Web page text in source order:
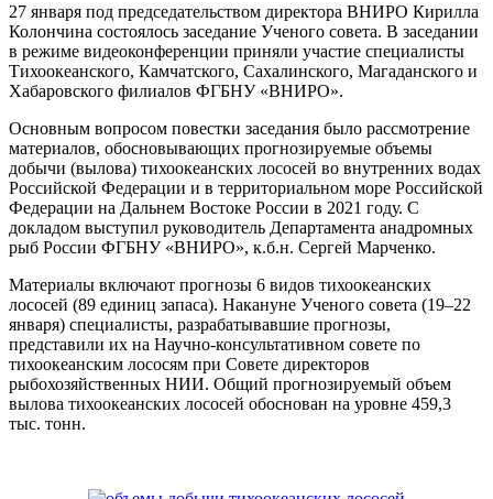
27 января под председательством директора ВНИРО Кирилла
Колончина состоялось заседание Ученого совета. В заседании
в режиме видеоконференции приняли участие специалисты
Тихоокеанского, Камчатского, Сахалинского, Магаданского и
Хабаровского филиалов ФГБНУ «ВНИРО».
Основным вопросом повестки заседания было рассмотрение
материалов, обосновывающих прогнозируемые объемы
добычи (вылова) тихоокеанских лососей во внутренних водах
Российской Федерации и в территориальном море Российской
Федерации на Дальнем Востоке России в 2021 году. С
докладом выступил руководитель Департамента анадромных
рыб России ФГБНУ «ВНИРО», к.б.н. Сергей Марченко.
Материалы включают прогнозы 6 видов тихоокеанских
лососей (89 единиц запаса). Накануне Ученого совета (19–22
января) специалисты, разрабатывавшие прогнозы,
представили их на Научно-консультативном совете по
тихоокеанским лососям при Совете директоров
рыбохозяйственных НИИ. Общий прогнозируемый объем
вылова тихоокеанских лососей обоснован на уровне 459,3
тыс. тонн.